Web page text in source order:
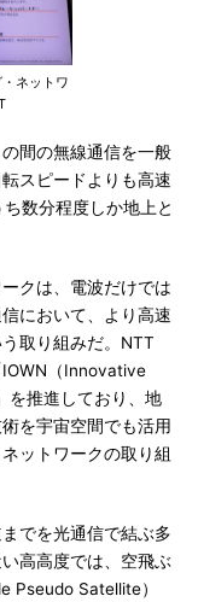
ネットワ
間の無線通信を一般
スピードよりも高速
数分程度しか地上と
クは、電波だけでは
において、より高速
取り組みだ。NTT
（Innovative
を推進しており、地
を宇宙空間でも活用
ットワークの取り組
でを光通信で結ぶ多
高高度では、空飛ぶ
Pseudo Satellite）